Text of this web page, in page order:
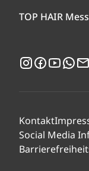
TOP HAIR
Instagram
Facebook
Kontakt
Social Media